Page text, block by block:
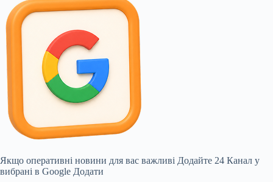
Якщо оперативні новини для вас важливі Додайте 24 Канал у
вибрані в Google Додати